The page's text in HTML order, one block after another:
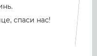
спаси нас!